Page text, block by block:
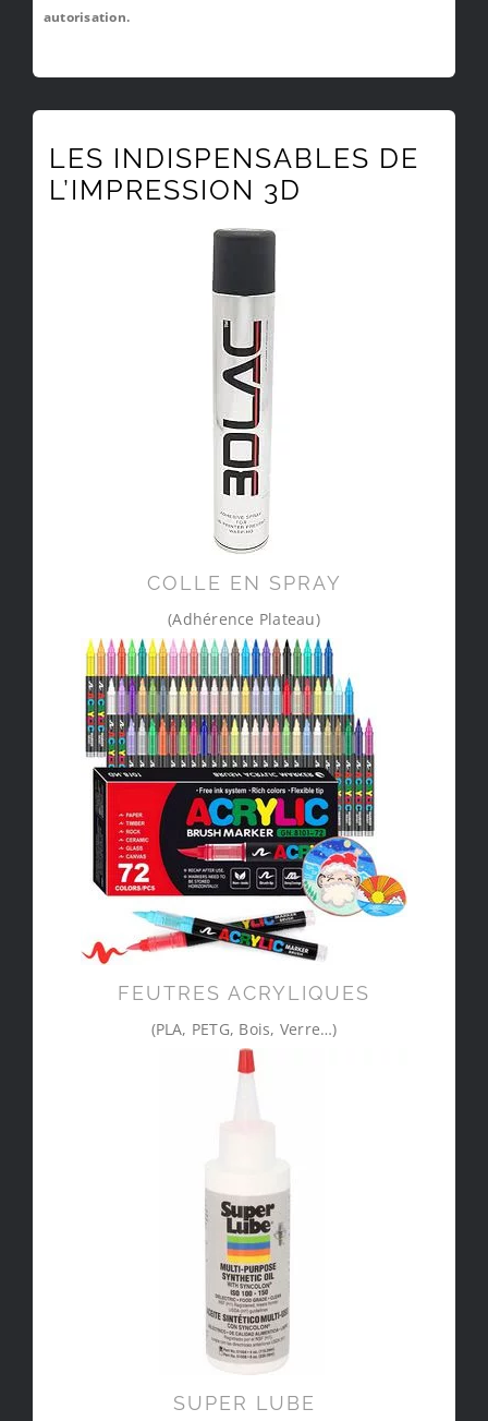
autorisation.
LES INDISPENSABLES DE
L’IMPRESSION 3D
COLLE EN SPRAY
(Adhérence Plateau)
FEUTRES ACRYLIQUES
(PLA, PETG, Bois, Verre…)
SUPER LUBE